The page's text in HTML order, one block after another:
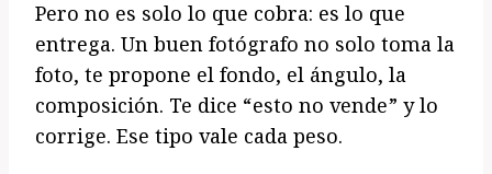
Pero no es solo lo que cobra: es lo que
entrega. Un buen fotógrafo no solo toma la
foto, te propone el fondo, el ángulo, la
composición. Te dice “esto no vende” y lo
corrige. Ese tipo vale cada peso.